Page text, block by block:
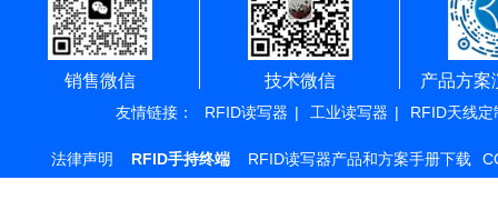
销售微信 技术微信 产品方案
友情链接： RFID读写器 | 工业读写器 | RFID天线定
法律声明 RFID手持终端 RFID读写器产品和方案手册下载